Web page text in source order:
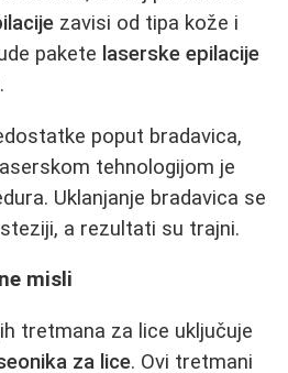
zavisi od tipa kože i
pakete laserske epilacije
poput bradavica,
tehnologijom je
Uklanjanje bradavica se
a rezultati su trajni.
misli
tretmana za lice uključuje
za lice. Ovi tretmani